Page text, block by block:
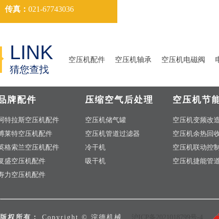
传真： 021-67743036
LINK
猜您查找
空压机配件 空压机轴承 空压机电磁阀
牌配件
特拉斯空压机配件
莱特空压机配件
格索兰空压机配件
盛空压机配件
力空压机配件
压缩空气后处理
空压机储气罐
空压机管道过滤器
冷干机
吸干机
空压机节
空压机变频改
空压机余热回
空压机联动控
空压机捷能管
版权所有： Copyright © 浣德机械